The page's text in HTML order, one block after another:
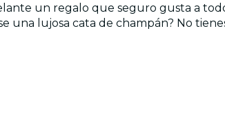
un regalo que seguro gusta a
una lujosa cata de champán? No